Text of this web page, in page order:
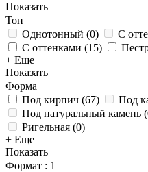
Показать
Тон
Однотонный (0) С
С оттенками (15)
+ Еще
Показать
Форма
Под кирпич (67) Под
Под натуральный камень (
Ригельная (0)
+ Еще
Показать
Формат : 1